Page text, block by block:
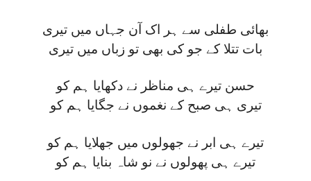
بھائی طفلی سے ہر اک آن جہاں میں تیری
بات تتلا کے جو کی بھی تو زباں میں تیری
حسن تیرے ہی مناظر نے دکھایا ہم کو
تیری ہی صبح کے نغموں نے جگایا ہم کو
تیرے ہی ابر نے جھولوں میں جھلایا ہم کو
تیرے ہی پھولوں نے نو شاہ بنایا ہم کو